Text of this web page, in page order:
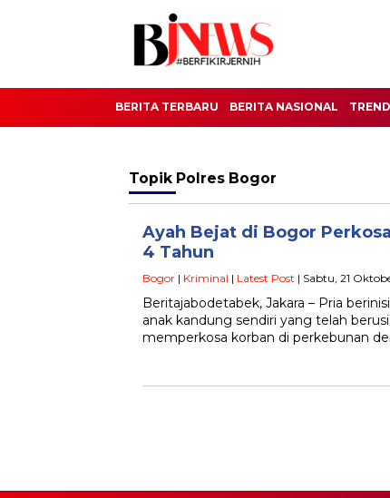
BERITA TERBARU BERITA NASIONAL
Topik Polres Bogor
Ayah Bejat di Bogor
4 Tahun
Bogor | Kriminal | Latest Post | Sabtu, 21
Beritajabodetabek, Jakara – Pria
anak kandung sendiri yang telah
memperkosa korban di perkebunan